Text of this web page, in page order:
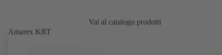
Vai al catalogo prodotti
Amarex KRT